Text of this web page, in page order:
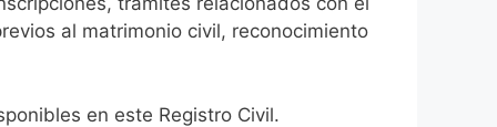
al matrimonio civil, reconocimiento
en este Registro Civil.​